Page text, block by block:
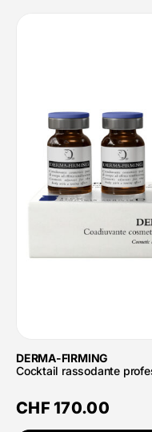
DERMA-FIRMING
Cocktail rassodante
CHF 170.00